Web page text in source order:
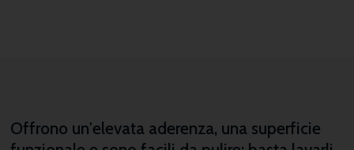
Offrono un'elevata aderenza, una superficie